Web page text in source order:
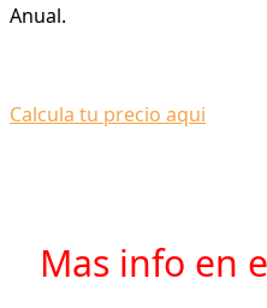
Anual.
Calcula tu precio aqui
Mas info en